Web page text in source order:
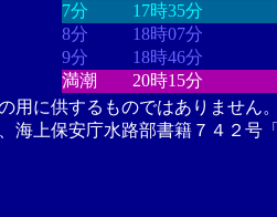
7分
17時35分
8分
18時07分
9分
18時46分
満潮
20時15分
用に供するものではありません
海上保安庁水路部書籍７４２号